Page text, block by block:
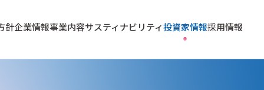
針企業情報事業内容サスティナビリティ投資家情報採用情報